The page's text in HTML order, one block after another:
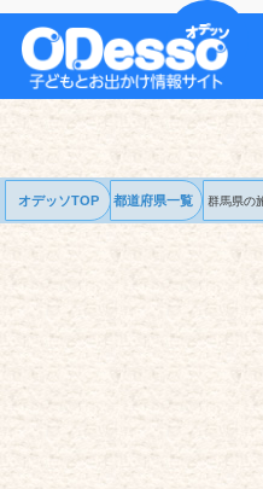
オデッソTOP 都道府県一覧 群馬県の